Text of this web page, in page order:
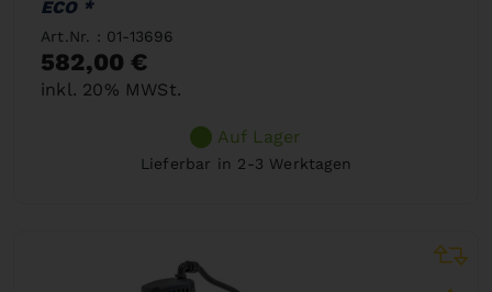
ECO *
Art.Nr. : 01-13696
582,00 €
inkl. 20% MWSt.
Auf Lager
Lieferbar in 2-3 Werktagen